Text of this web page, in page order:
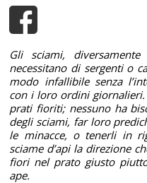
Gli sciami,
necessitano di sergenti o
modo infallibile senza
con i loro ordini
prati fioriti; nessuno ha
degli sciami, far loro
le minacce, o tenerli in
sciame d’api la direzione
fiori nel prato giusto
ape.